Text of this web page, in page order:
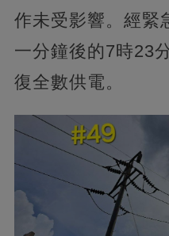
作未受影響。經緊
一分鐘後的7時23
復全數供電。